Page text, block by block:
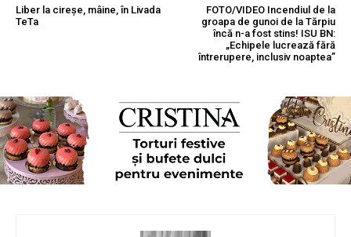
Liber la cireșe, mâine, în Livada
TeTa
FOTO/VIDEO Incendiul de la
groapa de gunoi de la Tărpiu
încă n-a fost stins! ISU BN:
„Echipele lucrează fără
întrerupere, inclusiv noaptea”